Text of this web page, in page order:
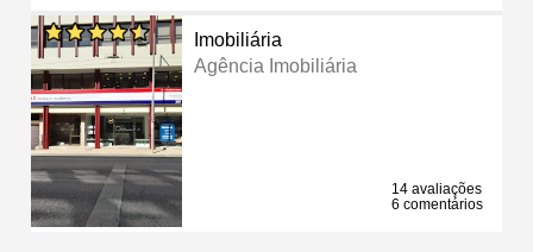
Imobiliária
Agência Imobiliária
14 avaliações
6 comentários